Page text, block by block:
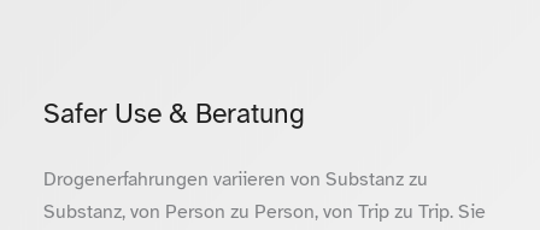
Safer Use & Beratung
Drogenerfahrungen variieren von Substanz zu
Substanz, von Person zu Person, von Trip zu Trip. Sie